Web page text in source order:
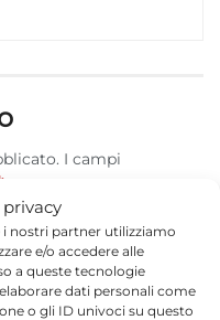
i nostri partner utilizziamo
e/o accedere alle
a queste tecnologie
dati personali come
o gli ID univoci su questo
I campi